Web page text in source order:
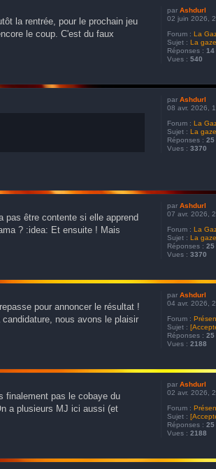
par Ashdurl
02 juin 2026,
Forum : La
Sujet : La
Réponses : 14
Vues : 540
la rentrée, pour le prochain jeu
le coup. C'est du faux
par Ashdurl
08 avr. 2026,
Forum : La
Sujet : La
Réponses : 25
Vues : 3370
par Ashdurl
07 avr. 2026,
Forum : La
Sujet : La
Réponses : 25
Vues : 3370
pas être contente si elle apprend
? :idea: Et ensuite ! Mais
par Ashdurl
04 avr. 2026,
Forum :
Sujet :
Réponses : 25
Vues : 2188
pour annoncer le résultat !
nous avons le plaisir
par Ashdurl
02 avr. 2026,
Forum :
Sujet :
Réponses : 25
Vues : 2188
finalement pas le cobaye du
a plusieurs MJ ici aussi (et